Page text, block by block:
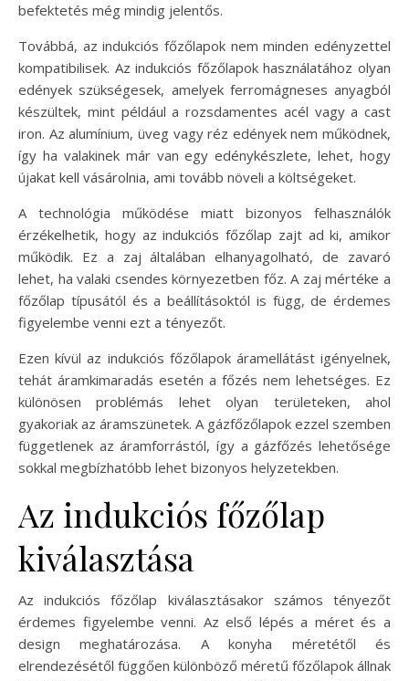
befektetés még mindig jelentős.
Továbbá, az indukciós főzőlapok nem minden edényzettel
kompatibilisek. Az indukciós főzőlapok használatához olyan
edények szükségesek, amelyek ferromágneses anyagból
készültek, mint például a rozsdamentes acél vagy a cast
iron. Az alumínium, üveg vagy réz edények nem működnek,
így ha valakinek már van egy edénykészlete, lehet, hogy
újakat kell vásárolnia, ami tovább növeli a költségeket.
A technológia működése miatt bizonyos felhasználók
érzékelhetik, hogy az indukciós főzőlap zajt ad ki, amikor
működik. Ez a zaj általában elhanyagolható, de zavaró
lehet, ha valaki csendes környezetben főz. A zaj mértéke a
főzőlap típusától és a beállításoktól is függ, de érdemes
figyelembe venni ezt a tényezőt.
Ezen kívül az indukciós főzőlapok áramellátást igényelnek,
tehát áramkimaradás esetén a főzés nem lehetséges. Ez
különösen problémás lehet olyan területeken, ahol
gyakoriak az áramszünetek. A gázfőzőlapok ezzel szemben
függetlenek az áramforrástól, így a gázfőzés lehetősége
sokkal megbízhatóbb lehet bizonyos helyzetekben.
Az indukciós főzőlap
kiválasztása
Az indukciós főzőlap kiválasztásakor számos tényezőt
érdemes figyelembe venni. Az első lépés a méret és a
design meghatározása. A konyha méretétől és
elrendezésétől függően különböző méretű főzőlapok állnak